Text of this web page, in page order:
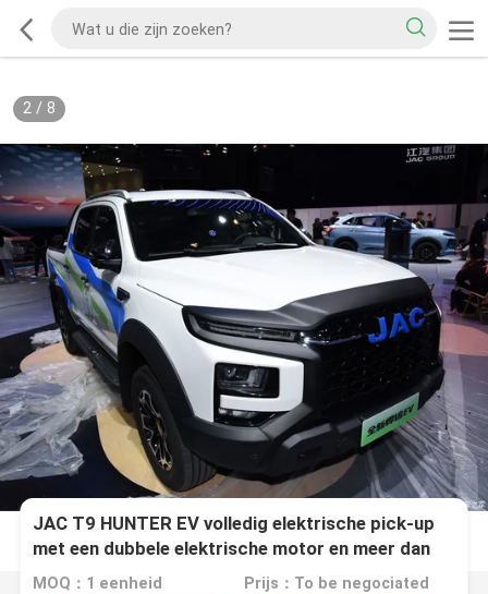
2/ 8
JAC T9 HUNTER EV volledig elektrische pick-up
met een dubbele elektrische motor en meer dan
310 mijl (500 km) CLTC bereik
MOQ：1 eenheid Prijs：To be negociated